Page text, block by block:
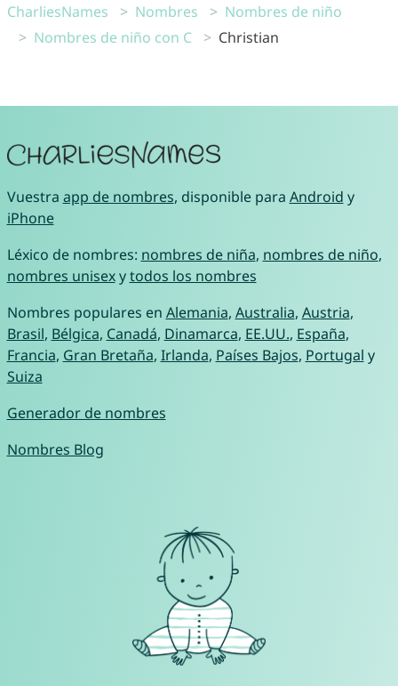
CharliesNames Nombres
Nombres de niño
Nombres de niño con C
Christian
Vuestra app de nombres, disponible para Android y
iPhone
Léxico de nombres: nombres de niña, nombres de niño,
nombres unisexytodos los nombres
Nombres populares en Alemania, Australia, Austria,
Brasil, Bélgica, Canadá, Dinamarca, EE.UU., España,
Francia, Gran Bretaña, Irlanda, Países Bajos, Portugal y
Suiza
Generador de nombres
Nombres Blog